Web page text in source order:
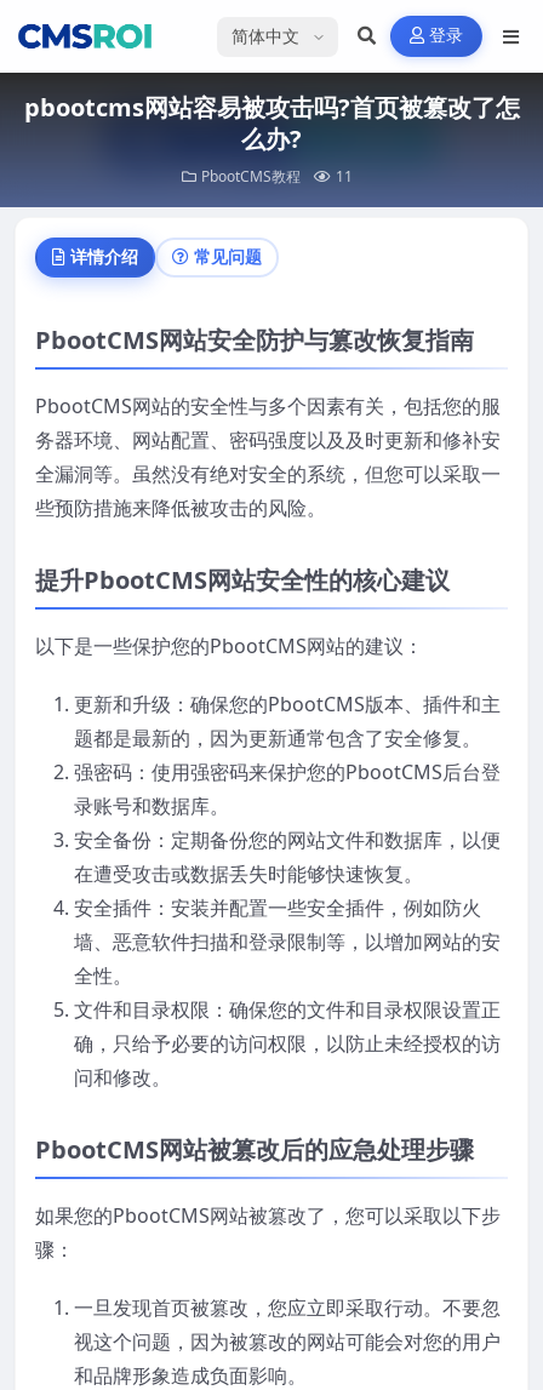
选择语言 登录
pbootcms网站容易被攻击吗?首页被篡改了怎
么办?
PbootCMS教程 11
详情介绍 常见问题
PbootCMS网站安全防护与篡改恢复指南
PbootCMS网站的安全性与多个因素有关，包括您的服
务器环境、网站配置、密码强度以及及时更新和修补安
全漏洞等。虽然没有绝对安全的系统，但您可以采取一
些预防措施来降低被攻击的风险。
提升PbootCMS网站安全性的核心建议
以下是一些保护您的PbootCMS网站的建议：
更新和升级：确保您的PbootCMS版本、插件和主
题都是最新的，因为更新通常包含了安全修复。
强密码：使用强密码来保护您的PbootCMS后台登
录账号和数据库。
安全备份：定期备份您的网站文件和数据库，以便
在遭受攻击或数据丢失时能够快速恢复。
安全插件：安装并配置一些安全插件，例如防火
墙、恶意软件扫描和登录限制等，以增加网站的安
全性。
文件和目录权限：确保您的文件和目录权限设置正
确，只给予必要的访问权限，以防止未经授权的访
问和修改。
PbootCMS网站被篡改后的应急处理步骤
如果您的PbootCMS网站被篡改了，您可以采取以下步
骤：
一旦发现首页被篡改，您应立即采取行动。不要忽
视这个问题，因为被篡改的网站可能会对您的用户
和品牌形象造成负面影响。